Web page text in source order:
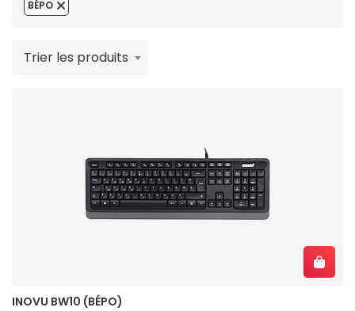
BÉPO
Trier les produits
INOVU BW10 (BÉPO)